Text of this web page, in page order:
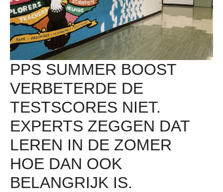
PPS SUMMER BOOST
VERBETERDE DE
TESTSCORES NIET.
EXPERTS ZEGGEN DAT
LEREN IN DE ZOMER
HOE DAN OOK
BELANGRIJK IS.